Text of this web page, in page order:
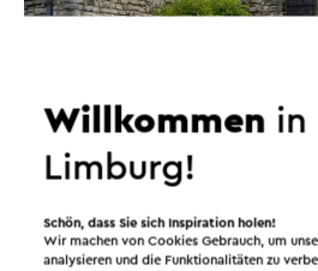
Willkommen in
Limburg!
Schön, dass Sie sich Inspiration holen!
Wir machen von Cookies Gebrauch, um
analysieren und die Funktionalitäten zu